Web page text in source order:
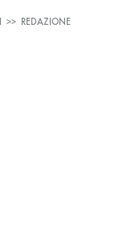
SU
>> REDAZIONE